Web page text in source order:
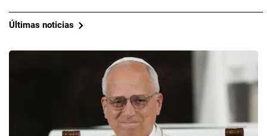
Últimas noticias